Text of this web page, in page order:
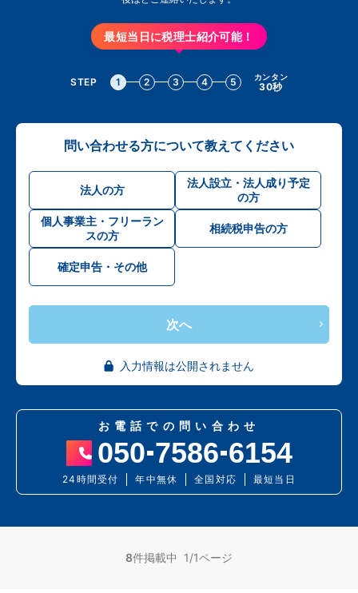
最短当日に税理士紹介可能！
STEP 1 2 3 4 5 カンタン
30秒
問い合わせる方について教えてください
法人の方
法人設立・法人成り予定
の方
個人事業主・フリーラン
スの方
相続税申告の方
確定申告・その他
次へ
入力情報は公開されません
お電話での問い合わせ
050 7586 6154
24時間受付 年中無休 全国対応 最短当日
8件掲載中 1/1ページ